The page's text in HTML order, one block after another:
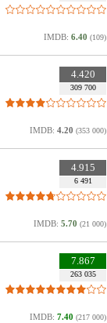
IMDB: 6.40 (109)
4.420
309 700
IMDB: 4.20 (353 000)
4.915
6 491
IMDB: 5.70 (21 000)
7.867
263 035
IMDB: 7.40 (217 000)